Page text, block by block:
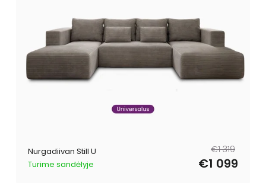
Nurgadiivan Still U
Turime sandėlyje
Tavahind
€1 319
Müügihind
€1 099